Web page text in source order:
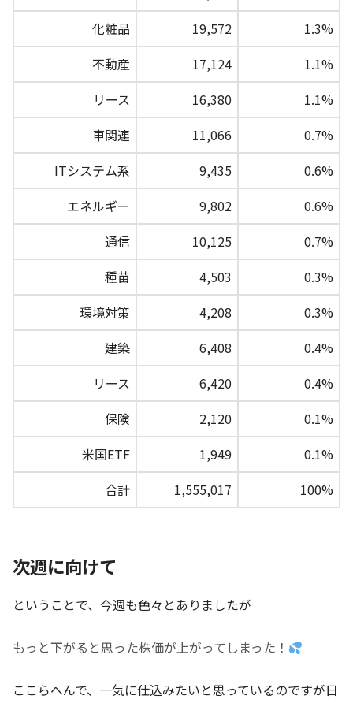
化粧品
19,572
1.3%
不動産
17,124
1.1%
リース
16,380
1.1%
車関連
11,066
0.7%
ITシステム系
9,435
0.6%
エネルギー
9,802
0.6%
通信
10,125
0.7%
種苗
4,503
0.3%
環境対策
4,208
0.3%
建築
6,408
0.4%
リース
6,420
0.4%
保険
2,120
0.1%
米国ETF
1,949
0.1%
合計
1,555,017 100%
次週に向けて
ということで、今週も色々とありましたが
もっと下がると思った株価が上がってしまった！
ここらへんで、一気に仕込みたいと思っているのですが日